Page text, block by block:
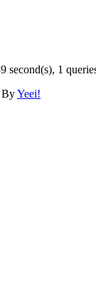
second(s), 1
ByYeei!